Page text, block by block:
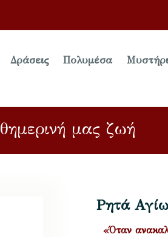
Δράσεις Πολυμέσα
μας ζωή
Ρητά
«Όταν